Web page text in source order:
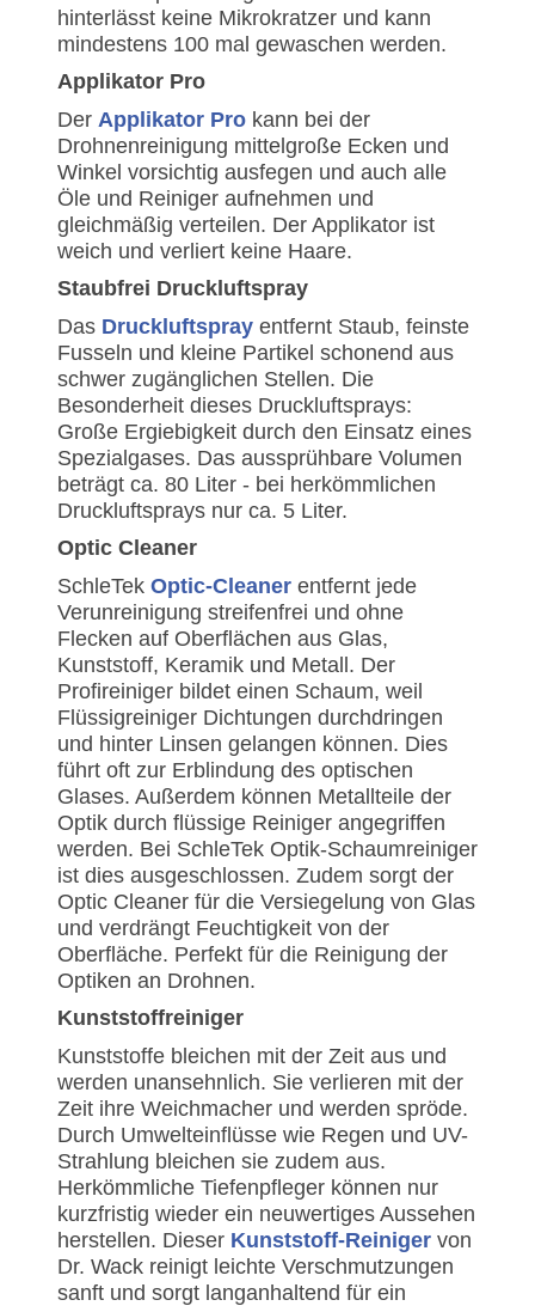
hinterlässt keine Mikrokratzer und kann
mindestens 100 mal gewaschen werden.
Applikator Pro
Der Applikator Pro kann bei der
Drohnenreinigung mittelgroße Ecken und
Winkel vorsichtig ausfegen und auch alle
Öle und Reiniger aufnehmen und
gleichmäßig verteilen. Der Applikator ist
weich und verliert keine Haare.
Staubfrei Druckluftspray
Das Druckluftspray entfernt Staub, feinste
Fusseln und kleine Partikel schonend aus
schwer zugänglichen Stellen. Die
Besonderheit dieses Druckluftsprays:
Große Ergiebigkeit durch den Einsatz eines
Spezialgases. Das aussprühbare Volumen
beträgt ca. 80 Liter - bei herkömmlichen
Druckluftsprays nur ca. 5 Liter.
Optic Cleaner
SchleTek Optic-Cleaner entfernt jede
Verunreinigung streifenfrei und ohne
Flecken auf Oberflächen aus Glas,
Kunststoff, Keramik und Metall. Der
Profireiniger bildet einen Schaum, weil
Flüssigreiniger Dichtungen durchdringen
und hinter Linsen gelangen können. Dies
führt oft zur Erblindung des optischen
Glases. Außerdem können Metallteile der
Optik durch flüssige Reiniger angegriffen
werden. Bei SchleTek Optik-Schaumreiniger
ist dies ausgeschlossen. Zudem sorgt der
Optic Cleaner für die Versiegelung von Glas
und verdrängt Feuchtigkeit von der
Oberfläche. Perfekt für die Reinigung der
Optiken an Drohnen.
Kunststoffreiniger
Kunststoffe bleichen mit der Zeit aus und
werden unansehnlich. Sie verlieren mit der
Zeit ihre Weichmacher und werden spröde.
Durch Umwelteinflüsse wie Regen und UV-
Strahlung bleichen sie zudem aus.
Herkömmliche Tiefenpfleger können nur
kurzfristig wieder ein neuwertiges Aussehen
herstellen. Dieser Kunststoff-Reiniger von
Dr. Wack reinigt leichte Verschmutzungen
sanft und sorgt langanhaltend für ein